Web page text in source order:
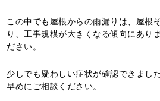
この中でも屋根からの雨漏りは、屋根
り、工事規模が大きくなる傾向にあり
ださい。
少しでも疑わしい症状が確認できまし
早めにご相談ください。